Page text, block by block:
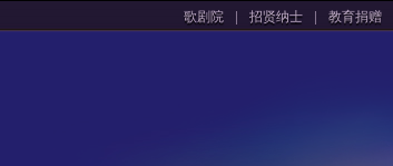
歌剧院 | 招贤纳士 | 教育捐赠